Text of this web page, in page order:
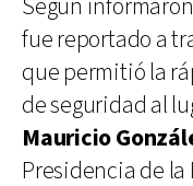
Según
fue reportado a
que permitió la
de seguridad al
Mauricio
Presidencia de la